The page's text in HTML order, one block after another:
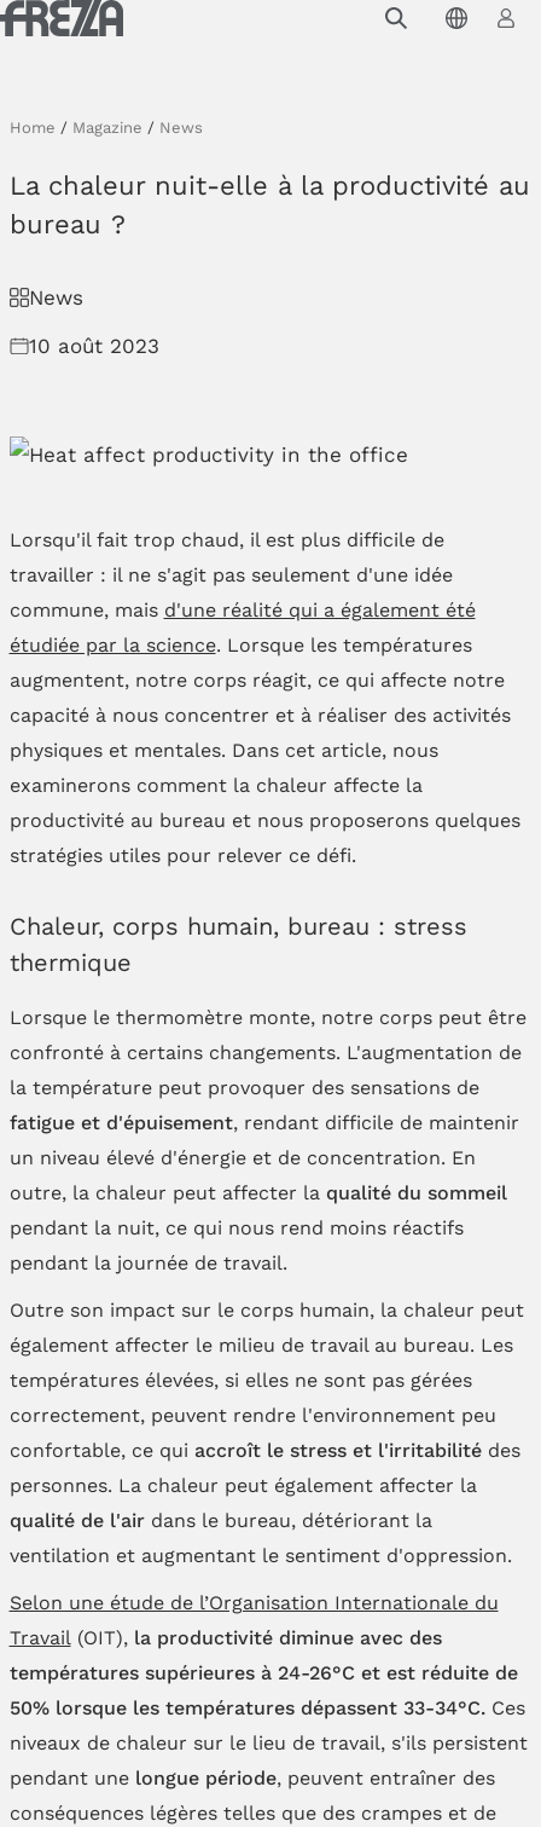
Skip to main content
Projets et inspirations
Home / Magazine / News
La chaleur nuit-elle à la productivité au
bureau ?
News
10 août 2023
Lorsqu'il fait trop chaud, il est plus difficile de
travailler : il ne s'agit pas seulement d'une idée
commune, mais d'une réalité qui a également été
étudiée par la science. Lorsque les températures
augmentent, notre corps réagit, ce qui affecte notre
capacité à nous concentrer et à réaliser des activités
physiques et mentales. Dans cet article, nous
examinerons comment la chaleur affecte la
productivité au bureau et nous proposerons quelques
stratégies utiles pour relever ce défi.
Chaleur, corps humain, bureau : stress
thermique
Lorsque le thermomètre monte, notre corps peut être
confronté à certains changements. L'augmentation de
la température peut provoquer des sensations de
fatigue et d'épuisement, rendant difficile de maintenir
un niveau élevé d'énergie et de concentration. En
outre, la chaleur peut affecter la qualité du sommeil
pendant la nuit, ce qui nous rend moins réactifs
pendant la journée de travail.
Outre son impact sur le corps humain, la chaleur peut
également affecter le milieu de travail au bureau. Les
températures élevées, si elles ne sont pas gérées
correctement, peuvent rendre l'environnement peu
confortable, ce qui accroît le stress et l'irritabilitédes
personnes. La chaleur peut également affecter la
qualité de l'airdans le bureau, détériorant la
ventilation et augmentant le sentiment d'oppression.
Selon une étude de l’Organisation Internationale du
Travail(OIT), la productivité diminue avec des
températures supérieures à 24-26°C et est réduite de
50% lorsque les températures dépassent 33-34°C. Ces
niveaux de chaleur sur le lieu de travail, s'ils persistent
pendant une longue période, peuvent entraîner des
conséquences légères telles que des crampes et de